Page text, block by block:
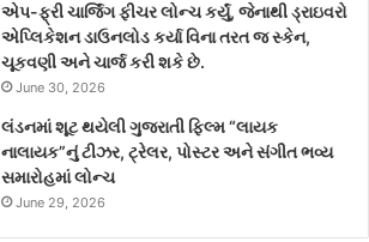
એપ-ફ્રી ચાર્જિંગ ફીચર લોન્ચ કર્યું, જેનાથી ડ્રાઇવરો
એપ્લિકેશન ડાઉનલોડ કર્યા વિના તરત જ સ્કેન,
ચૂકવણી અને ચાર્જ કરી શકે છે.
June 30, 2026
લંડનમાં શૂટ થયેલી ગુજરાતી ફિલ્મ “લાયક
નાલાયક”નું ટીઝર, ટ્રેલર, પોસ્ટર અને સંગીત ભવ્ય
સમારોહમાં લોન્ચ
June 29, 2026